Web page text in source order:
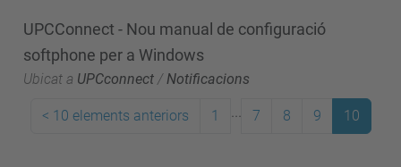
UPCConnect - Nou manual de configuració
softphone per a Windows
Ubicat a UPCconnect /Notificacions
< 10 elements anteriors 1 ... 7 8 9 10